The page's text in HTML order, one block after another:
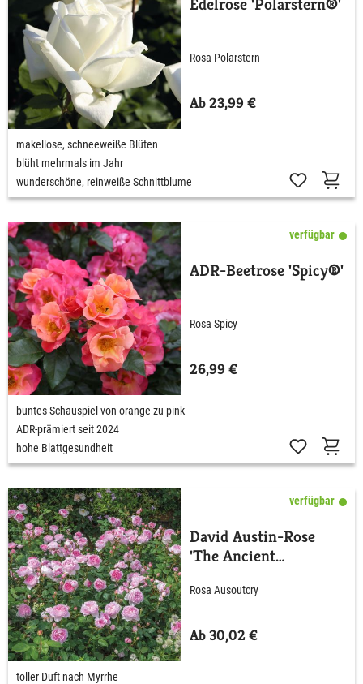
Edelrose 'Polarstern®'
Rosa Polarstern
Ab 23,99 €
makellose, schneeweiße Blüten
blüht mehrmals im Jahr
wunderschöne, reinweiße Schnittblume
verfügbar
ADR-Beetrose 'Spicy®'
Rosa Spicy
26,99 €
buntes Schauspiel von orange zu pink
ADR-prämiert seit 2024
hohe Blattgesundheit
verfügbar
David Austin-Rose
'The Ancient
Rosa Ausoutcry
Ab 30,02 €
toller Duft nach Myrrhe